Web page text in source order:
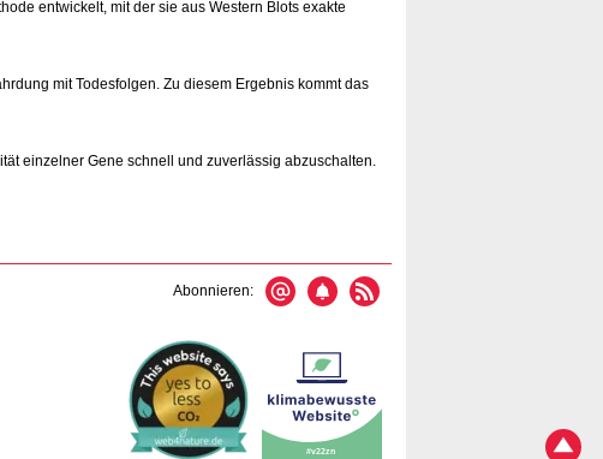
entwickelt, mit der sie aus Western Blots exakte
mit Todesfolgen. Zu diesem Ergebnis kommt das
einzelner Gene schnell und zuverlässig abzuschalten.
Abonnieren: